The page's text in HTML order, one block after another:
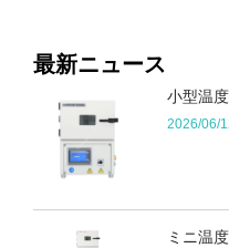
最新ニュース
小型温
2026/06/
ミニ温